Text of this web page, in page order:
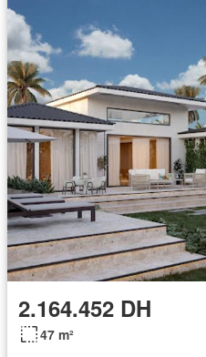
2.164.452 DH
47 m²